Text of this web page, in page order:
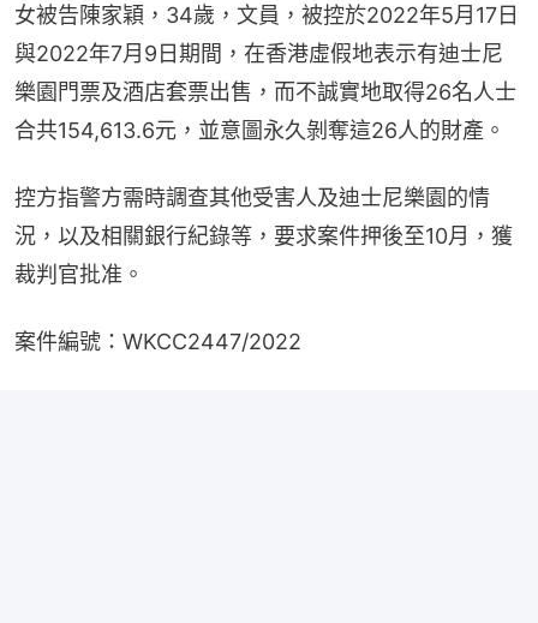
女被告陳家穎，34歲，文員，被控於2022年5月17日
與2022年7月9日期間，在香港虛假地表示有迪士尼
樂園門票及酒店套票出售，而不誠實地取得26名人士
合共154,613.6元，並意圖永久剝奪這26人的財產。
控方指警方需時調查其他受害人及迪士尼樂園的情
況，以及相關銀行紀錄等，要求案件押後至10月，獲
裁判官批准。
案件編號：WKCC2447/2022